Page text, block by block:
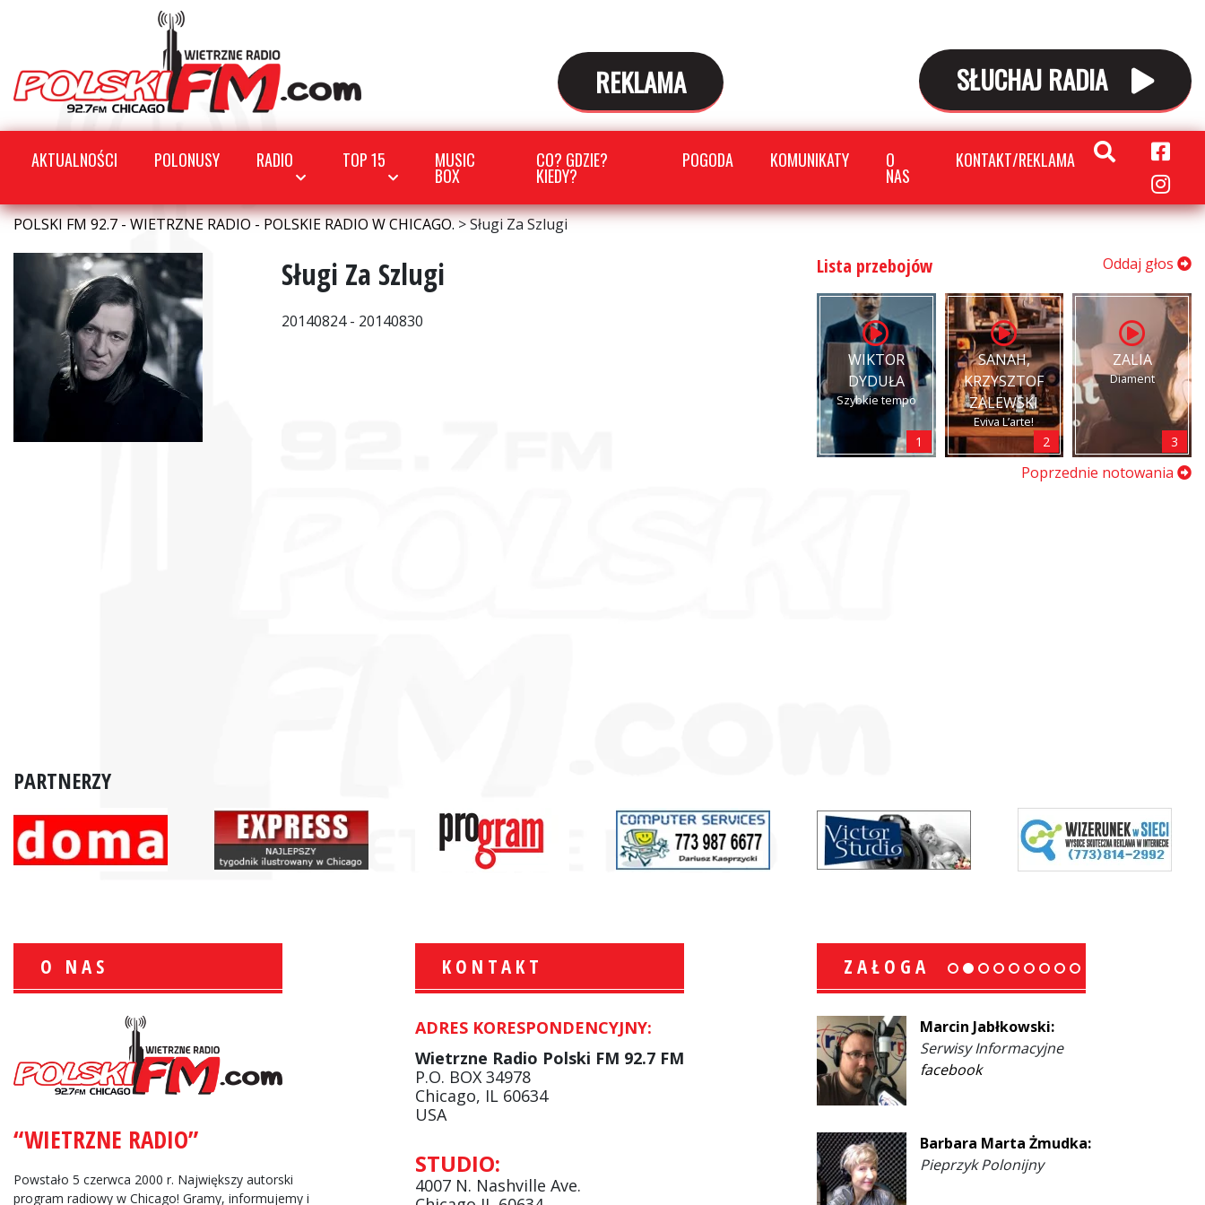
REKLAMA SŁUCHAJ RADIA
AKTUALNOŚCI POLONUSY RADIO TOP 15 MUSIC
BOX
CO? GDZIE?
KIEDY?
POGODA KOMUNIKATY O
NAS
KONTAKT/REKLAMA
POLSKI FM 92.7 - WIETRZNE RADIO - POLSKIE RADIO W CHICAGO.>Sługi Za Szlugi
Sługi Za Szlugi
20140824 - 20140830
Lista przebojów Oddaj głos
WIKTOR
DYDUŁA
Szybkie tempo
1
SANAH,
KRZYSZTOF
ZALEWSKI
Eviva L’arte!
2
ZALIA
Diament
3
Poprzednie notowania
PARTNERZY
O NAS
“WIETRZNE RADIO”
Powstało 5 czerwca 2000 r. Największy autorski
program radiowy w Chicago! Gramy, informujemy i
KONTAKT
ADRES KORESPONDENCYJNY:
Wietrzne Radio Polski FM 92.7 FM
P.O. BOX 34978
Chicago, IL 60634
USA
STUDIO:
4007 N. Nashville Ave.
ZAŁOGA
Sport Polonijny
Zbigniew Wojewnik:
Krzysztof Wawer:
Komentator
facebook
Marcin Jabłkowski:
Serwisy Informacyjne
facebook
Barbara Marta Żmudka:
Pieprzyk Polonijny